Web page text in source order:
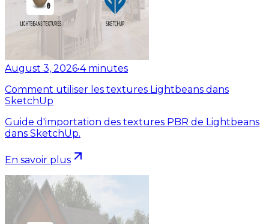
August 3, 2026•4 minutes
Comment utiliser les textures Lightbeans dans
SketchUp
Guide d'importation des textures PBR de Lightbeans
dans SketchUp.
En savoir plus